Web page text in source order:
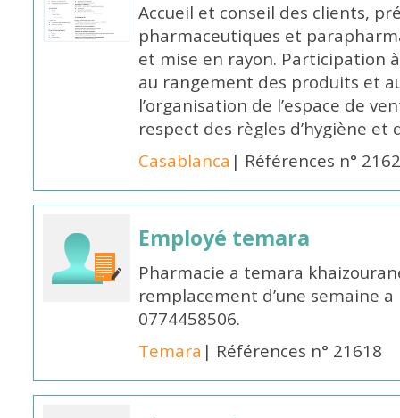
Accueil et conseil des clients,
pharmaceutiques et
et mise en rayon. Participation
au rangement des produits et
l’organisation de l’espace de
respect des règles d’hygiène et
Casablanca | Références n°
Employé temara
Pharmacie a temara
remplacement d’une semaine
0774458506.
Temara | Références n° 21618